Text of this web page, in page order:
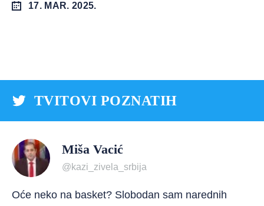
17. MAR. 2025.
TVITOVI POZNATIH
Miša Vacić
@kazi_zivela_srbija
Oće neko na basket? Slobodan sam narednih